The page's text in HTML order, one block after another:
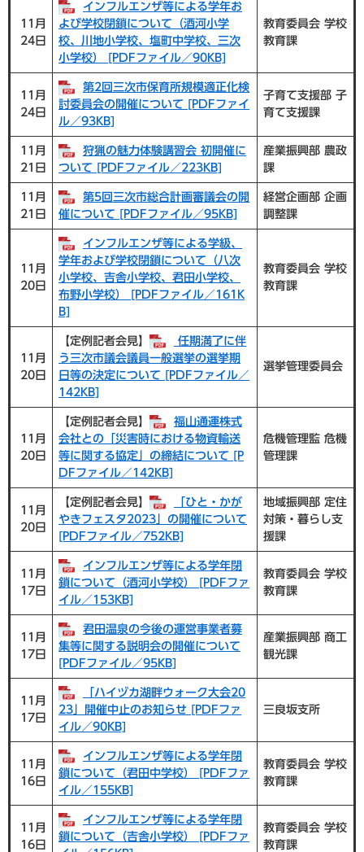
11月
24日
インフルエンザ等による学年お
よび学校閉鎖について（酒河小学
校、川地小学校、塩町中学校、三次
小学校） [PDFファイル／90KB]
教育委員会 学校
教育課
11月
24日
第2回三次市保育所規模適正化検
討委員会の開催について [PDFファイ
ル／93KB]
子育て支援部 子
育て支援課
11月
21日
狩猟の魅力体験講習会 初開催に
ついて [PDFファイル／223KB]
産業振興部 農政
課
11月
21日
第5回三次市総合計画審議会の開
催について [PDFファイル／95KB]
経営企画部 企画
調整課
11月
20日
インフルエンザ等による学級、
学年および学校閉鎖について（八次
小学校、吉舎小学校、君田小学校、
布野小学校） [PDFファイル／161K
B]
教育委員会 学校
教育課
11月
20日
【定例記者会見】
任期満了に伴
う三次市議会議員一般選挙の選挙期
日等の決定について [PDFファイル／
142KB]
選挙管理委員会
11月
20日
【定例記者会見】
福山通運株式
会社との「災害時における物資輸送
等に関する協定」の締結について [P
DFファイル／142KB]
危機管理監 危機
管理課
11月
20日
【定例記者会見】
「ひと・かが
やきフェスタ2023」の開催について
[PDFファイル／752KB]
地域振興部 定住
対策・暮らし支
援課
11月
17日
インフルエンザ等による学年閉
鎖について（酒河小学校） [PDFファ
イル／153KB]
教育委員会 学校
教育課
11月
17日
君田温泉の今後の運営事業者募
集等に関する説明会の開催について
[PDFファイル／95KB]
産業振興部 商工
観光課
11月
17日
「ハイヅカ湖畔ウォーク大会20
23」開催中止のお知らせ [PDFファ
イル／90KB]
三良坂支所
11月
16日
インフルエンザ等による学年閉
鎖について（君田中学校） [PDFファ
イル／155KB]
教育委員会 学校
教育課
11月
16日
インフルエンザ等による学年閉
鎖について（吉舎小学校） [PDFファ
教育委員会 学校
教育課